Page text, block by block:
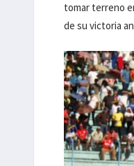
tomar terreno
de su victoria